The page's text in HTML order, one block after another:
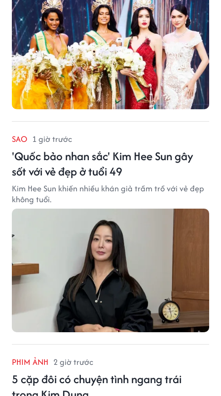
SAO 1 giờ trước
'Quốc bảo nhan sắc' Kim Hee Sun gây
sốt với vẻ đẹp ở tuổi 49
Kim Hee Sun khiến nhiều khán giả trầm trồ với vẻ đẹp
không tuổi.
PHIM ẢNH 2 giờ trước
5 cặp đôi có chuyện tình ngang trái